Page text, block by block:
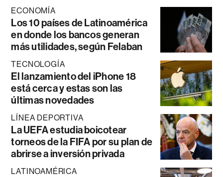
ECONOMÍA
Los 10 países de Latinoamérica
en donde los bancos generan
más utilidades, según Felaban
TECNOLOGÍA
El lanzamiento del iPhone 18
está cerca y estas son las
últimas novedades
LÍNEA DEPORTIVA
La UEFA estudia boicotear
torneos de la FIFA por su plan de
abrirse a inversión privada
LATINOAMÉRICA